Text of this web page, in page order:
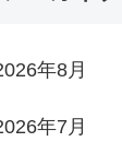
年8月
年7月